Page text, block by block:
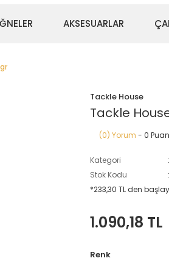
AKSESUARLAR
Tackle House
Tackle
(0) Yorum - 0 Puan
Kategori
Stok Kodu
*233,30 TL den
1.090,18 TL
Renk